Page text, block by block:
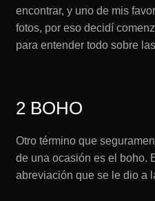
encontrar, y uno de mis
fotos, por eso decidí
para entender todo sobre
2 BOHO
Otro término que
de una ocasión es el boho.
abreviación que se le dio a